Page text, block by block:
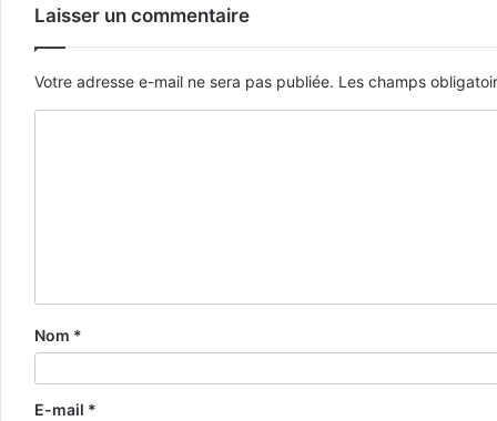
Laisser un commentaire
Votre adresse e-mail ne sera pas publiée. Les champs
Nom *
E-mail *